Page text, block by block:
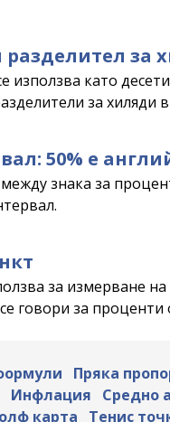
за
използва като
за хиляди
50% е
знака за
за измерване
говори за
Пряка
Инфлация Средно
карта Тенис